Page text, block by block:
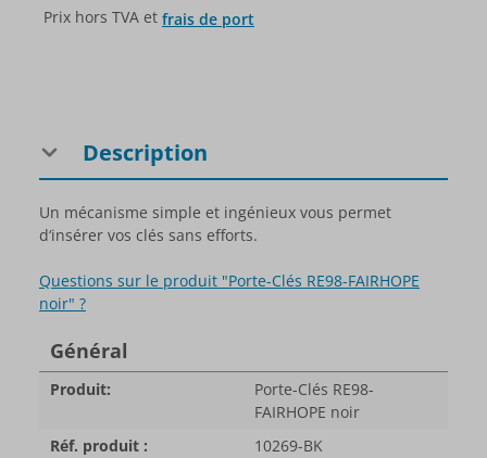
Prix hors TVA et frais de port
Description
Un mécanisme simple et ingénieux vous permet
d‘insérer vos clés sans efforts.
Questions sur le produit "Porte-Clés RE98-FAIRHOPE
noir" ?
Général
Produit:
Porte-Clés RE98-
FAIRHOPE noir
Réf. produit :
10269-BK